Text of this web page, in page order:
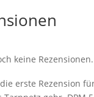
keine Rezensionen.
erste Rezension